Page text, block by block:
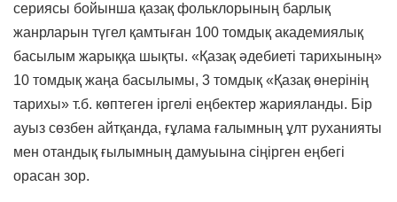
сериясы бойынша қазақ фольклорының барлық
жанрларын түгел қамтыған 100 томдық академиялық
басылым жарыққа шықты. «Қазақ әдебиеті тарихының»
10 томдық жаңа басылымы, 3 томдық «Қазақ өнерінің
тарихы» т.б. көптеген іргелі еңбектер жарияланды. Бір
ауыз сөзбен айтқанда, ғұлама ғалымның ұлт руханияты
мен отандық ғылымның дамуыына сіңірген еңбегі
орасан зор.